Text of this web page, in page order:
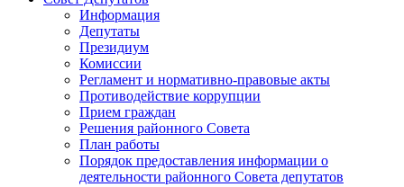
Информация
Депутаты
Президиум
Комиссии
Регламент и нормативно-правовые акты
Противодействие коррупции
Прием граждан
Решения районного Совета
План работы
Порядок предоставления информации о
деятельности районного Совета депутатов